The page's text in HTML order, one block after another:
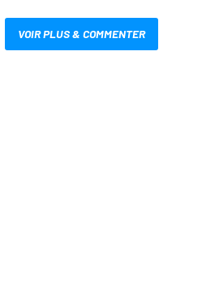
VOIR PLUS & COMMENTER